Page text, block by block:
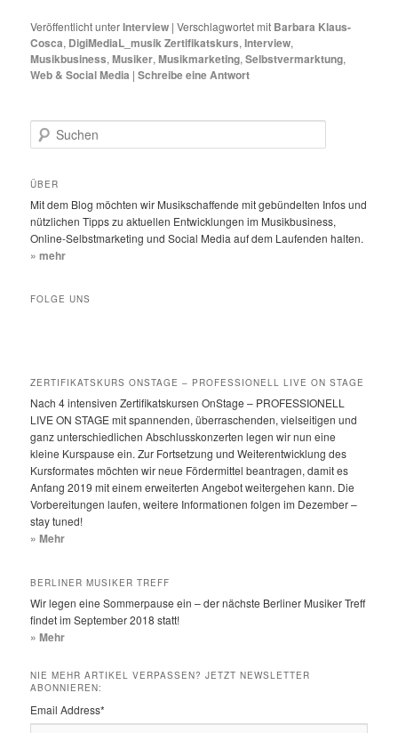
Veröffentlicht unterInterview |Verschlagwortet mit Barbara Klaus-
Cosca, DigiMediaL_musik Zertifikatskurs,Interview,
Musikbusiness,Musiker,Musikmarketing,Selbstvermarktung,
Web & Social Media |Schreibe eine Antwort
u
h
n
ÜBER
Mit dem Blog möchten wir Musikschaffende mit gebündelten Infos und
nützlichen Tipps zu aktuellen Entwicklungen im Musikbusiness,
Online-Selbstmarketing und Social Media auf dem Laufenden halten.
» mehr
FOLGE UNS
ZERTIFIKATSKURS ONSTAGE – PROFESSIONELL LIVE ON STAGE
Nach 4 intensiven Zertifikatskursen OnStage – PROFESSIONELL
LIVE ON STAGE mit spannenden, überraschenden, vielseitigen und
ganz unterschiedlichen Abschlusskonzerten legen wir nun eine
kleine Kurspause ein. Zur Fortsetzung und Weiterentwicklung des
Kursformates möchten wir neue Fördermittel beantragen, damit es
Anfang 2019 mit einem erweiterten Angebot weitergehen kann. Die
Vorbereitungen laufen, weitere Informationen folgen im Dezember –
stay tuned!
» Mehr
BERLINER MUSIKER TREFF
Wir legen eine Sommerpause ein – der nächste Berliner Musiker Treff
findet im September 2018 statt!
» Mehr
NIE MEHR ARTIKEL VERPASSEN? JETZT NEWSLETTER
ABONNIEREN:
Email Address*